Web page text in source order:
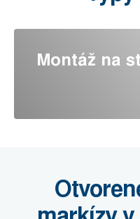
Montáž na